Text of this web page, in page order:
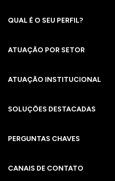
QUAL É O SEU PERFIL?
ATUAÇÃO POR SETOR
ATUAÇÃO INSTITUCIONAL
SOLUÇÕES DESTACADAS
PERGUNTAS CHAVES​
CANAIS DE CONTATO